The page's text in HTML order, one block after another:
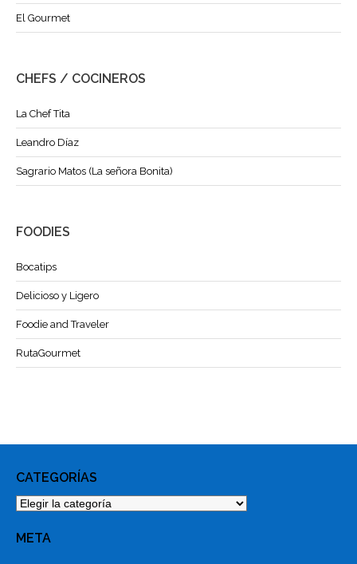
El Gourmet
CHEFS / COCINEROS
La Chef Tita
Leandro Díaz
Sagrario Matos (La señora Bonita)
FOODIES
Bocatips
Delicioso y Ligero
Foodie and Traveler
RutaGourmet
CATEGORÍAS
Categorías
META